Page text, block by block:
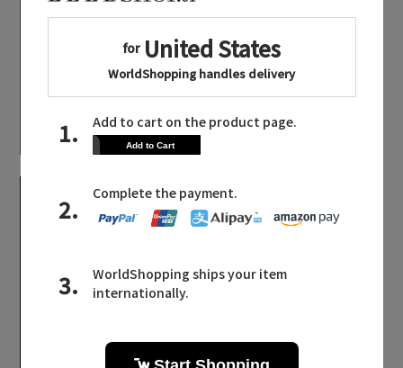
【エディターズ・エッセンシャル】
「ポロ ラルフ ローレ
ン」で更新するプレッ
ピー・スタイル
足もとからシックを纏
う。「ネブローニ」の